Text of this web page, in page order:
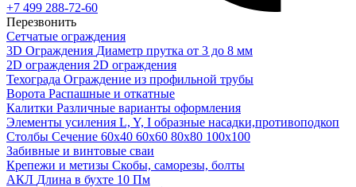
+7 499 288-72-60
Перезвонить
Сетчатые ограждения
3D Ограждения Диаметр прутка от 3 до 8 мм
2D ограждения 2D ограждения
Техограда Ограждение из профильной трубы
Ворота Распашные и откатные
Калитки Различные варианты оформления
Элементы усиления L, Y, I образные насадки,противоподкоп
Столбы Сечение 60х40 60х60 80х80 100х100
Забивные и винтовые сваи
Крепежи и метизы Скобы, саморезы, болты
АКЛ Длина в бухте 10 Пм